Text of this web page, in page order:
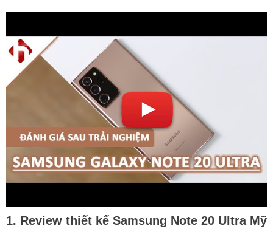
1. Review thiết kế Samsung Note 20 Ultra Mỹ